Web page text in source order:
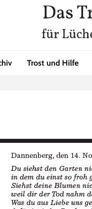
Trost und Hilfe